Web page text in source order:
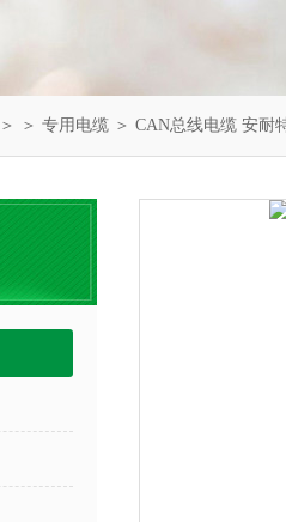
＞ ＞ 专用电缆 ＞ CAN总线电缆 安耐